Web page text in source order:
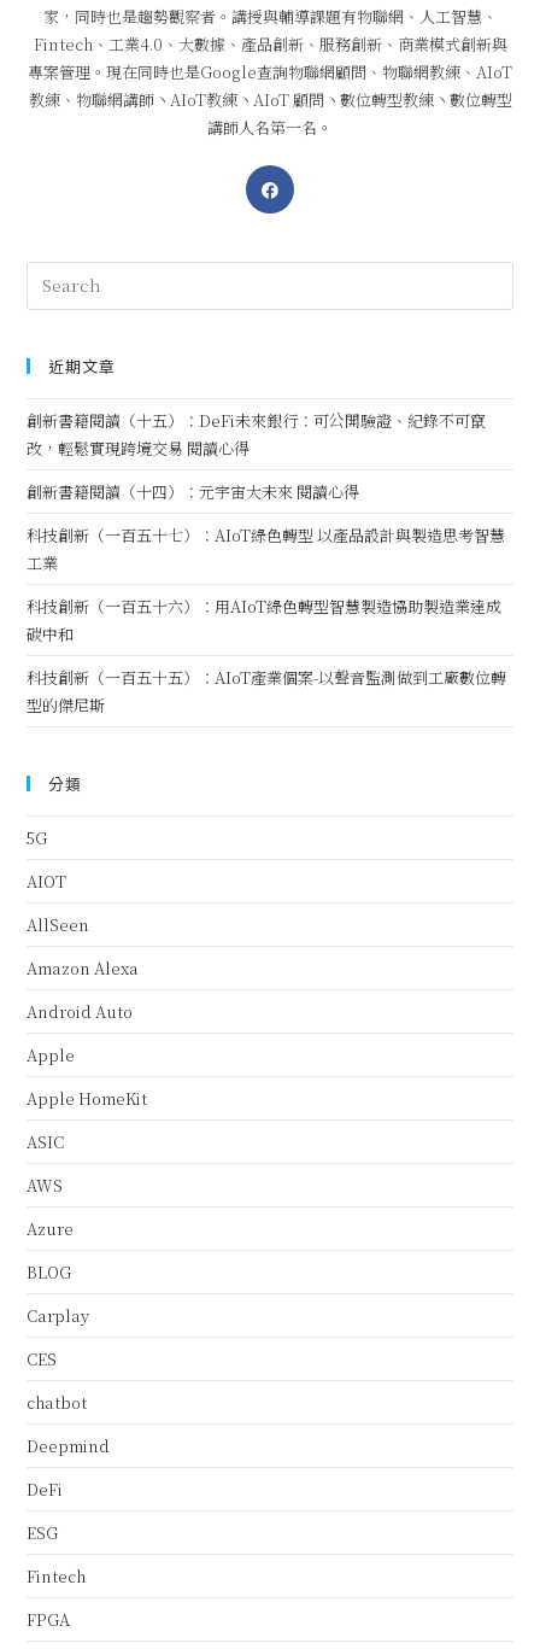
家，同時也是趨勢觀察者。講授與輔導課題有物聯網、人工智慧、
Fintech、工業4.0、大數據、產品創新、服務創新、商業模式創新與
專案管理。現在同時也是Google查詢物聯網顧問、物聯網教練、AIoT
教練、物聯網講師丶AIoT教練丶AIoT 顧問丶數位轉型教練丶數位轉型
講師人名第一名。
近期文章
創新書籍閱讀（十五）：DeFi未來銀行：可公開驗證、紀錄不可竄
改，輕鬆實現跨境交易 閱讀心得
創新書籍閱讀（十四）：元宇宙大未來 閱讀心得
科技創新（一百五十七）：AIoT綠色轉型 以產品設計與製造思考智慧
工業
科技創新（一百五十六）：用AIoT綠色轉型智慧製造協助製造業達成
碳中和
科技創新（一百五十五）：AIoT產業個案-以聲音監測做到工廠數位轉
型的傑尼斯
分類
5G
AIOT
AllSeen
Amazon Alexa
Android Auto
Apple
Apple HomeKit
ASIC
AWS
Azure
BLOG
Carplay
CES
chatbot
Deepmind
DeFi
ESG
Fintech
FPGA